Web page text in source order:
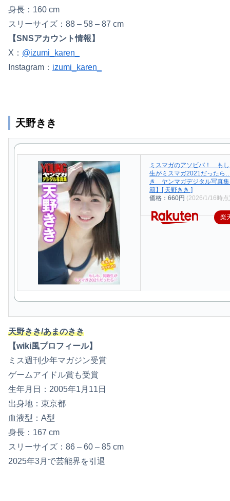
身長：160 cm
スリーサイズ：88 – 58 – 87 cm
【SNSアカウント情報】
X： @izumi_karen_
Instagram： izumi_karen_
天野きき
ミスマガのアソビバ！ も
生がミスマガ2021だった
き ヤンマガデジタル写真
籍】[ 天野きき ]
価格：660円 (2026/1/16時点
楽
天野きき/あまのきき
【wiki風プロフィール】
ミス週刊少年マガジン受賞
ゲームアイドル賞も受賞
生年月日：2005年1月11日
出身地：東京都
血液型：A型
身長：167 cm
スリーサイズ：86 – 60 – 85 cm
2025年3月で芸能界を引退